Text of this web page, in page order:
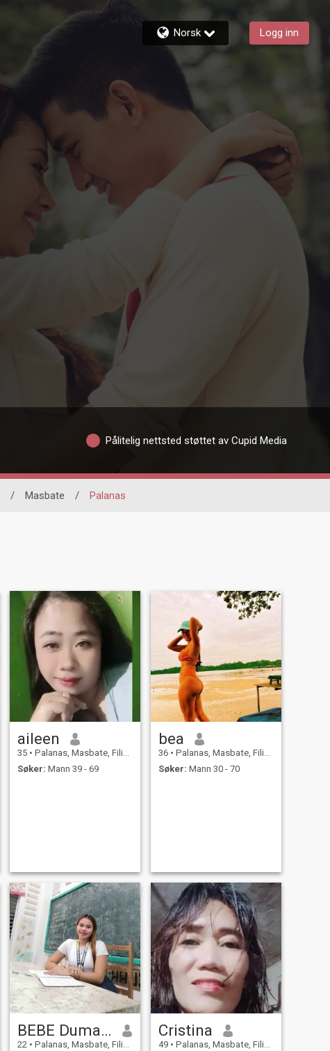
Norsk Logg inn
Pålitelig nettsted støttet av Cupid Media
/ Masbate / Palanas
aileen
35 • Palanas, Masbate, Filippinene
Søker: Mann 39 - 69
bea
36 • Palanas, Masbate, Filippinene
Søker: Mann 30 - 70
BEBE Dumagan
22 • Palanas, Masbate, Filippinene
Cristina
49 • Palanas, Masbate, Filippinene